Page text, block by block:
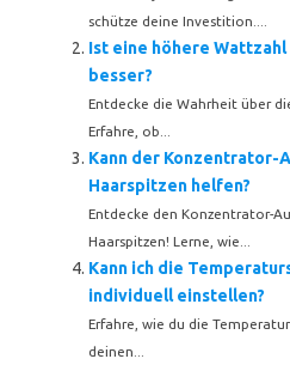
schütze deine Investition....
Ist eine höhere
besser?
Entdecke die Wahrheit über
Erfahre, ob...
Kann der Konzentrator-
Haarspitzen helfen?
Entdecke den Konzentrator-
Haarspitzen! Lerne, wie...
Kann ich die
individuell einstellen?
Erfahre, wie du die
deinen...